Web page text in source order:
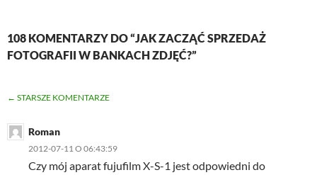
108 KOMENTARZY DO “JAK ZACZĄĆ SPRZEDAŻ
FOTOGRAFII W BANKACH ZDJĘĆ?”
NAWIGACJA
PO
KOMENTARZACH
← STARSZE KOMENTARZE
Roman
2012-07-11 O 06:43:59
Czy mój aparat fujufilm X-S-1 jest odpowiedni do